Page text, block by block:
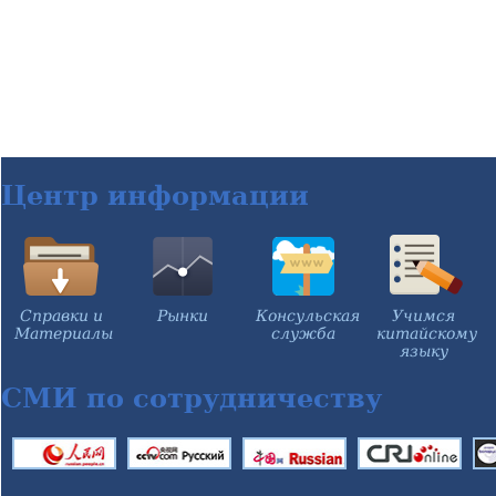
Центр информации
Справки и
Материалы
Рынки
Консульская
служба
Учимся
китайскому
языку
СМИ по сотрудничеству